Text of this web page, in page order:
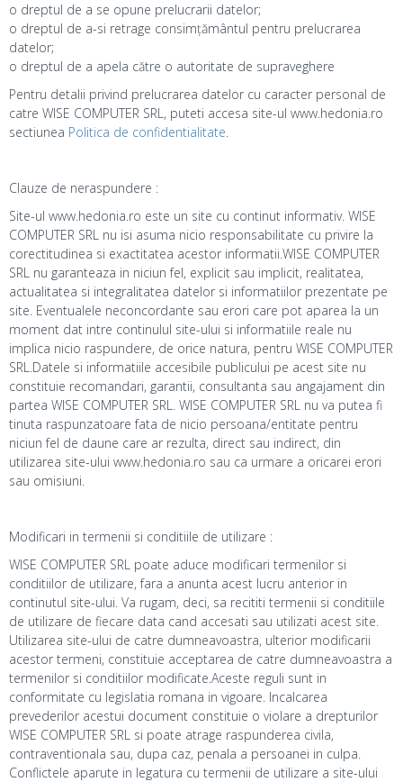
o dreptul de a se opune prelucrarii datelor;
o dreptul de a-si retrage consimțământul pentru prelucrarea
datelor;
o dreptul de a apela către o autoritate de supraveghere
Pentru detalii privind prelucrarea datelor cu caracter personal de
catre WISE COMPUTER SRL, puteti accesa site-ul www.hedonia.ro
sectiunea Politica de confidentialitate.
Clauze de neraspundere :
Site-ul www.hedonia.ro este un site cu continut informativ. WISE
COMPUTER SRL nu isi asuma nicio responsabilitate cu privire la
corectitudinea si exactitatea acestor informatii.WISE COMPUTER
SRL nu garanteaza in niciun fel, explicit sau implicit, realitatea,
actualitatea si integralitatea datelor si informatiilor prezentate pe
site. Eventualele neconcordante sau erori care pot aparea la un
moment dat intre continulul site-ului si informatiile reale nu
implica nicio raspundere, de orice natura, pentru WISE COMPUTER
SRL.Datele si informatiile accesibile publicului pe acest site nu
constituie recomandari, garantii, consultanta sau angajament din
partea WISE COMPUTER SRL. WISE COMPUTER SRL nu va putea fi
tinuta raspunzatoare fata de nicio persoana/entitate pentru
niciun fel de daune care ar rezulta, direct sau indirect, din
utilizarea site-ului www.hedonia.ro sau ca urmare a oricarei erori
sau omisiuni.
Modificari in termenii si conditiile de utilizare :
WISE COMPUTER SRL poate aduce modificari termenilor si
conditiilor de utilizare, fara a anunta acest lucru anterior in
continutul site-ului. Va rugam, deci, sa recititi termenii si conditiile
de utilizare de fiecare data cand accesati sau utilizati acest site.
Utilizarea site-ului de catre dumneavoastra, ulterior modificarii
acestor termeni, constituie acceptarea de catre dumneavoastra a
termenilor si conditiilor modificate.Aceste reguli sunt in
conformitate cu legislatia romana in vigoare. Incalcarea
prevederilor acestui document constituie o violare a drepturilor
WISE COMPUTER SRL si poate atrage raspunderea civila,
contraventionala sau, dupa caz, penala a persoanei in culpa.
Conflictele aparute in legatura cu termenii de utilizare a site-ului